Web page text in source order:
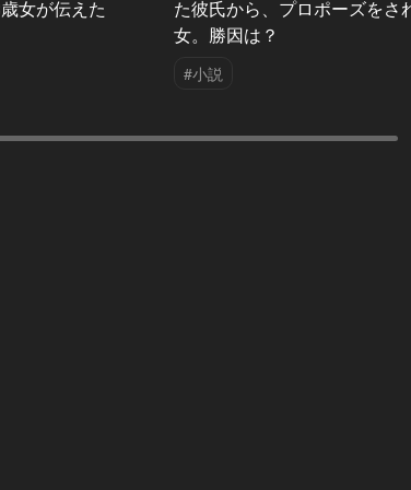
女が伝えた
た彼氏から、プロポーズをさ
女。勝因は？
#小説